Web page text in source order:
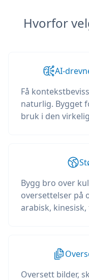
Hvorfor
AI-
Få
naturlig. Bygget
bruk i den
Bygg bro over
oversettelser på
arabisk,
Oversett bilder,